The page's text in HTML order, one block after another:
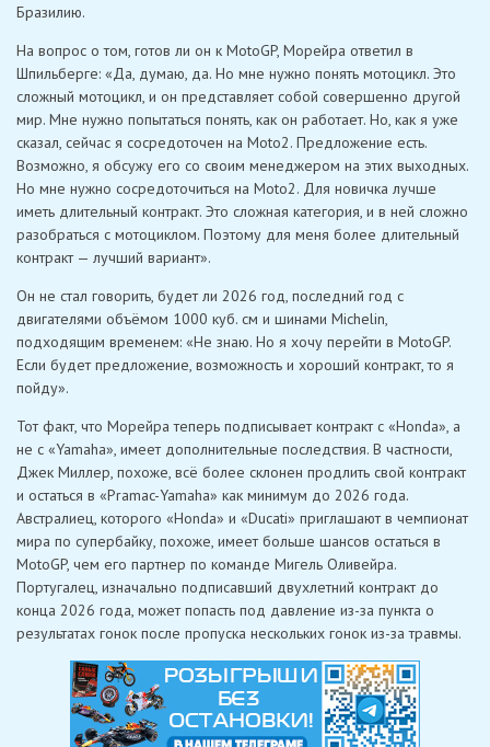
Бразилию.
На вопрос о том, готов ли он к MotoGP, Морейра ответил в
Шпильберге: «Да, думаю, да. Но мне нужно понять мотоцикл. Это
сложный мотоцикл, и он представляет собой совершенно другой
мир. Мне нужно попытаться понять, как он работает. Но, как я уже
сказал, сейчас я сосредоточен на Moto2. Предложение есть.
Возможно, я обсужу его со своим менеджером на этих выходных.
Но мне нужно сосредоточиться на Moto2. Для новичка лучше
иметь длительный контракт. Это сложная категория, и в ней сложно
разобраться с мотоциклом. Поэтому для меня более длительный
контракт — лучший вариант».
Он не стал говорить, будет ли 2026 год, последний год с
двигателями объёмом 1000 куб. см и шинами Michelin,
подходящим временем: «Не знаю. Но я хочу перейти в MotoGP.
Если будет предложение, возможность и хороший контракт, то я
пойду».
Тот факт, что Морейра теперь подписывает контракт с «Honda», а
не с «Yamaha», имеет дополнительные последствия. В частности,
Джек Миллер, похоже, всё более склонен продлить свой контракт
и остаться в «Pramac-Yamaha» как минимум до 2026 года.
Австралиец, которого «Honda» и «Ducati» приглашают в чемпионат
мира по супербайку, похоже, имеет больше шансов остаться в
MotoGP, чем его партнер по команде Мигель Оливейра.
Португалец, изначально подписавший двухлетний контракт до
конца 2026 года, может попасть под давление из-за пункта о
результатах гонок после пропуска нескольких гонок из-за травмы.